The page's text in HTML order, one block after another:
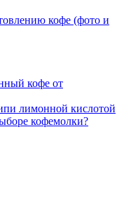
кофе (фото и
кофе от
лимонной кислотой
кофемолки?